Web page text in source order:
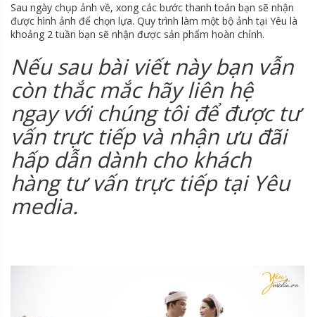
Sau ngày chụp ảnh về, xong các bước thanh toán bạn sẽ nhận
được hình ảnh để chọn lựa. Quy trình làm một bộ ảnh tại Yêu là
khoảng 2 tuần bạn sẽ nhận được sản phẩm hoàn chỉnh.
Nếu sau bài viết này bạn vẫn
còn thắc mắc hãy liên hệ
ngay với chúng tôi để được tư
vấn trực tiếp và nhận ưu đãi
hấp dẫn dành cho khách
hàng tư vấn trực tiếp tại Yêu
media.